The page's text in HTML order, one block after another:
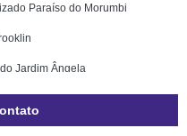
Paraíso do Morumbi
Jardim Ângela
Ribeirão Pires